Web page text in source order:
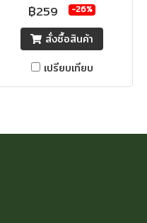
฿259 -26%
สั่งซื้อสินค้า
เปรียบเทียบ